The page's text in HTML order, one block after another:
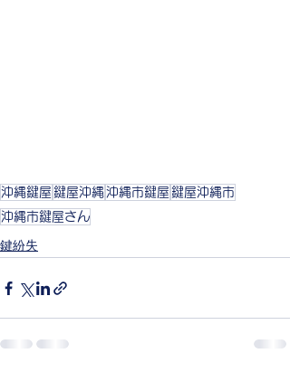
沖縄鍵屋 鍵屋沖縄 沖縄市鍵屋 鍵屋沖縄市
沖縄市鍵屋さん
鍵紛失